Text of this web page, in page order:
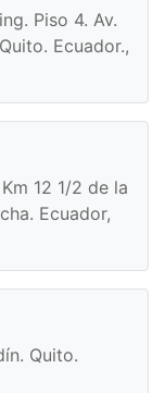
Piso 4. Av.
Ecuador.,
12 1/2 de la
Ecuador,
Quito.